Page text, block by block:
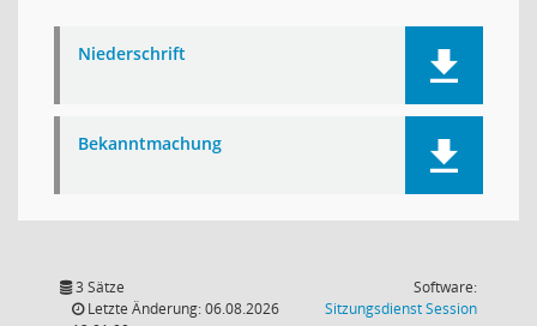
Niederschrift
Bekanntmachung
3 Sätze
Letzte Änderung: 06.08.2026
Software:
SitzungsdienstSession(Wird in